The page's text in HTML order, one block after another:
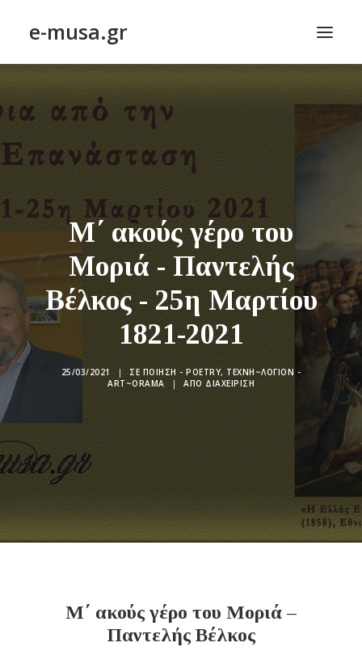
e-musa.gr
ΑΡΧΙΚΗ
ΠΕΖΟΓΡΑΦΙΑ – PROSE
ΑΠΟΔΕΛΤΙΩΣΗ
ΣΥΝΤΑΚΤΙΚΗ ΟΜΑΔΑ
ΕΠΙΚΟΙΝΩΝΙΑ
ΑΝΑΖΉΤΗΣΗ
Μ΄ ακούς γέρο του
Μοριά - Παντελής
Βέλκος - 25η Μαρτίου
1821-2021
25/03/2021 | ΣΕ ΠΟΊΗΣΗ - POETRY, ΤΕΧΝΗ~ΛΌΓΙΟΝ -
ART~ORAMA
| ΑΠΌ ΔΙΑΧΕΊΡΙΣΗ
Μ΄ ακούς γέρο του Μοριά –
Παντελής Βέλκος